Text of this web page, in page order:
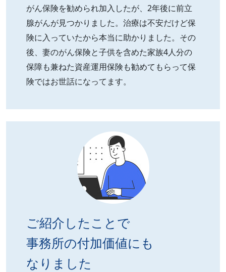
がん保険を勧められ加入したが、2年後に前立
腺がんが見つかりました。治療は不安だけど保
険に入っていたから本当に助かりました。その
後、妻のがん保険と子供を含めた家族4人分の
保障も兼ねた資産運用保険も勧めてもらって保
険ではお世話になってます。
ご紹介したことで
事務所の付加価値にも
なりました